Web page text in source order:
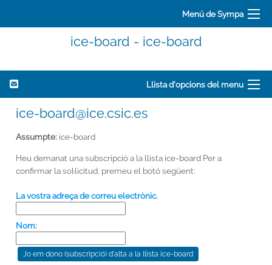
Menú de Sympa
ice-board - ice-board
Llista d'opcions del menu
ice-board@ice.csic.es
Assumpte: ice-board
Heu demanat una subscripció a la llista ice-board Per a
confirmar la sol·licitud, premeu el botó següent:
La vostra adreça de correu electrònic.
Nom: